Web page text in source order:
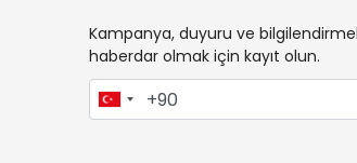
Kampanya, duyuru ve
haberdar olmak için kayıt olun.